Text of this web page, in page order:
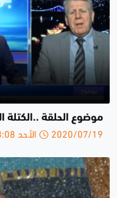
موضوع الحلقة ..الكتلة
2020/07/19 الأحد 23:08 م